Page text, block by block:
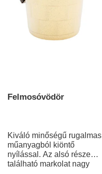
Felmosóvödör
Kiváló minőségű rugalmas
műanyagból kiöntő
nyílással. Az alsó részen
található markolat nagy